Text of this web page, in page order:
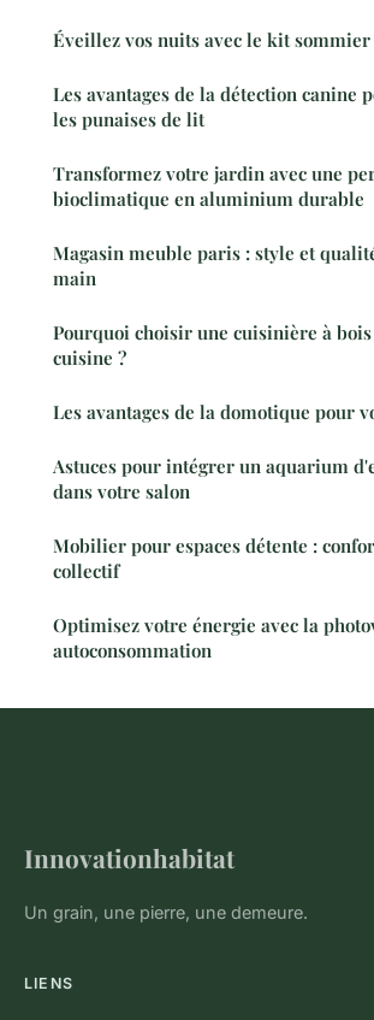
Éveillez vos nuits avec le kit
Les avantages de la détection canine
les punaises de lit
Transformez votre jardin avec une
bioclimatique en aluminium durable
Magasin meuble paris : style et
main
Pourquoi choisir une cuisinière à
cuisine ?
Les avantages de la domotique pour
Astuces pour intégrer un aquarium
dans votre salon
Mobilier pour espaces détente :
collectif
Optimisez votre énergie avec la
autoconsommation
Innovationhabitat
Un grain, une pierre, une demeure.
LIENS